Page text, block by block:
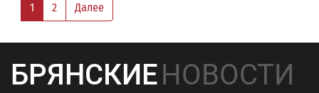
1 2 Далее
БРЯНСКИЕНОВОСТИ